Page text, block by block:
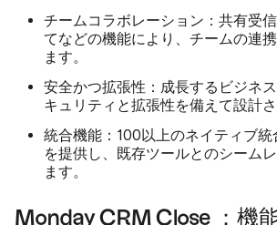
チームコラボレーション ：共有受
てなどの機能により、チームの連
ます。
安全かつ拡張性 ：成長するビジネ
キュリティと拡張性を備えて設計さ
統合機能 ：100以上のネイティブ
を提供し、既存ツールとのシーム
ます。
Monday CRM Close ：機